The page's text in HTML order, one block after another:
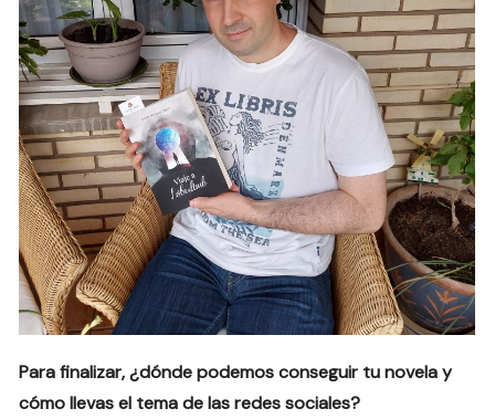
Para finalizar, ¿dónde podemos conseguir tu novela y
cómo llevas el tema de las redes sociales?